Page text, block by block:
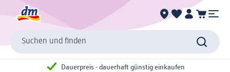
Suchen und finden
Dauerpreis - dauerhaft günstig einkaufen